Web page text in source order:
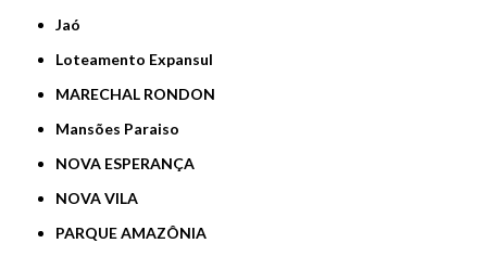
Jaó
Loteamento Expansul
MARECHAL RONDON
Mansões Paraiso
NOVA ESPERANÇA
NOVA VILA
PARQUE AMAZÔNIA